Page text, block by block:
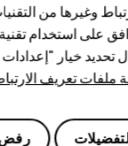
وغيرها من
على استخدام تقنية
تحديد خيار
ملفات تعريف
رفض